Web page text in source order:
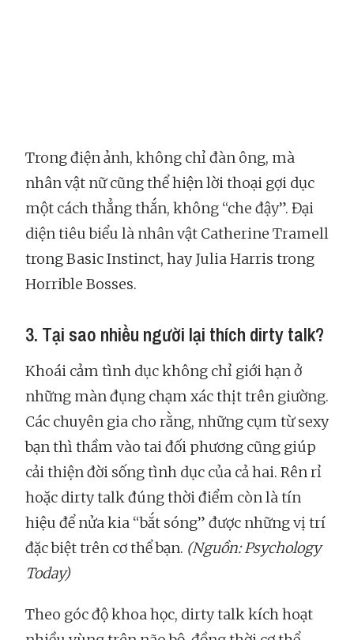
Trong điện ảnh, không chỉ đàn ông, mà
nhân vật nữ cũng thể hiện lời thoại gợi dục
một cách thẳng thắn, không “che đậy”. Đại
diện tiêu biểu là nhân vật Catherine Tramell
trong Basic Instinct, hay Julia Harris trong
Horrible Bosses.
3. Tại sao nhiều người lại thích dirty talk?
Khoái cảm tình dục không chỉ giới hạn ở
những màn đụng chạm xác thịt trên giường.
Các chuyên gia cho rằng, những cụm từ sexy
bạn thì thầm vào tai đối phương cũng giúp
cải thiện đời sống tình dục của cả hai. Rên rỉ
hoặc dirty talk đúng thời điểm còn là tín
hiệu để nửa kia “bắt sóng” được những vị trí
đặc biệt trên cơ thể bạn. (Nguồn: Psychology
Today)
Theo góc độ khoa học, dirty talk kích hoạt